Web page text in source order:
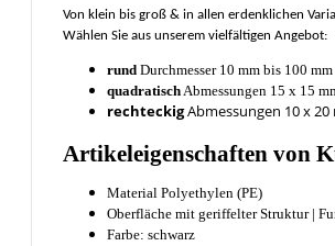
Von klein bis groß & in allen erdenklichen
Wählen Sie aus unserem vielfältigen Angebot:
rund Durchmesser 10 mm bis 100 mm
quadratischAbmessungen 15 x 15
rechteckigAbmessungen 10 x 20
Artikeleigenschaften von
Material Polyethylen (PE)
Oberfläche mit geriffelter Struktur |
Farbe: schwarz